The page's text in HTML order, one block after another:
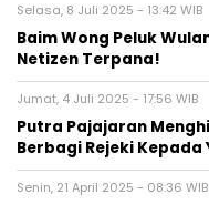
Selasa, 8 Juli 2025 - 13:42 WIB
Baim Wong Peluk
Netizen Terpana!
Jumat, 4 Juli 2025 - 17:56 WIB
Putra Pajajaran
Berbagi Rejeki
Senin, 21 April 2025 - 08:36 WIB